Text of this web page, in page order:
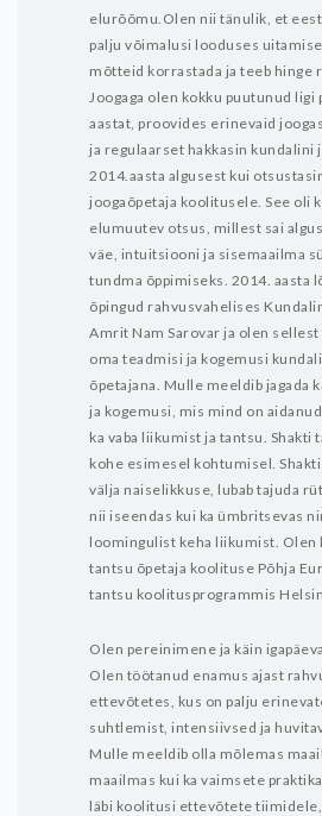
elurõõmu.Olen nii tänulik, et
palju võimalusi looduses
mõtteid korrastada ja teeb hinge
Joogaga olen kokku puutunud ligi
aastat, proovides erinevaid
ja regulaarset hakkasin kundalini
2014.aasta algusest kui
joogaõpetaja koolitusele. See oli
elumuutev otsus, millest sai
väe, intuitsiooni ja sisemaailma
tundma õppimiseks. 2014. aasta
õpingud rahvusvahelises
Amrit Nam Sarovar ja olen sellest
oma teadmisi ja kogemusi
õpetajana. Mulle meeldib jagada
ja kogemusi, mis mind on
ka vaba liikumist ja tantsu. Shakti
kohe esimesel kohtumisel.
välja naiselikkuse, lubab tajuda
nii iseendas kui ka ümbritsevas
loomingulist keha liikumist. Olen
tantsu õpetaja koolituse Põhja
tantsu koolitusprogrammis
Olen pereinimene ja käin
Olen töötanud enamus ajast
ettevõtetes, kus on palju
suhtlemist, intensiivsed ja
Mulle meeldib olla mõlemas
maailmas kui ka vaimsete
läbi koolitusi ettevõtete